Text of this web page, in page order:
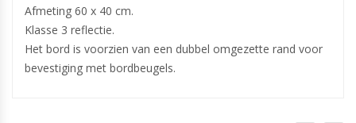
Afmeting 60 x 40 cm.
Klasse 3 reflectie.
Het bord is voorzien van een dubbel omgezette rand voor
bevestiging met bordbeugels.